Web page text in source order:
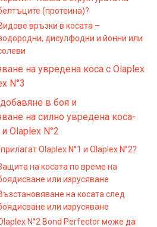
(протеина)?
връзки в косата –
дисулфодни и йонни или
на увредена коса с Olaplex
N°3
в боя и
на силно увредена коса-
Olaplex N°2
Olaplex N°1 и Olaplex N°2?
на косата по време на
или изрусяване
на косата след
или изрусяване
N°2 Bond Perfector може да